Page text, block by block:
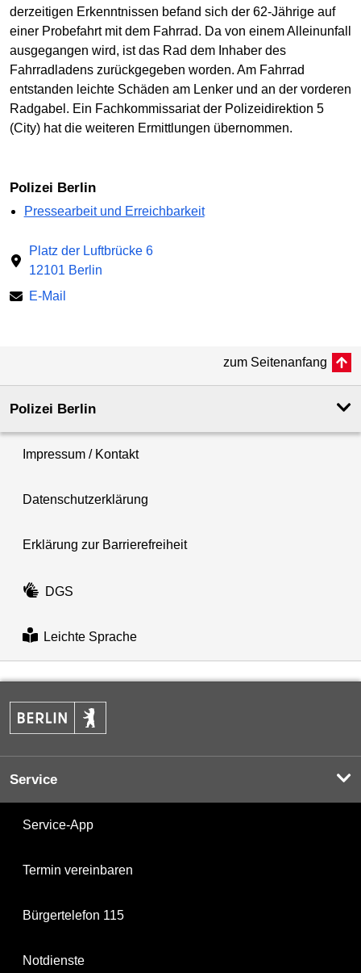
derzeitigen Erkenntnissen befand sich der 62-Jährige auf
einer Probefahrt mit dem Fahrrad. Da von einem Alleinunfall
ausgegangen wird, ist das Rad dem Inhaber des
Fahrradladens zurückgegeben worden. Am Fahrrad
entstanden leichte Schäden am Lenker und an der vorderen
Radgabel. Ein Fachkommissariat der Polizeidirektion 5
(City) hat die weiteren Ermittlungen übernommen.
Polizei Berlin
Pressearbeit und Erreichbarkeit
Platz der Luftbrücke 6
12101 Berlin
E-Mail
zum Seitenanfang
Polizei Berlin
Impressum / Kontakt
Datenschutzerklärung
Erklärung zur Barrierefreiheit
DGS
Leichte Sprache
Service
Service-App
Termin vereinbaren
Bürgertelefon 115
Notdienste